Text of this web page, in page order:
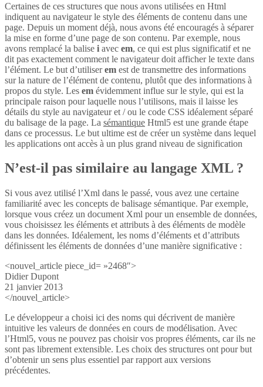
Certaines de ces structures que nous avons utilisées en Html
indiquent au navigateur le style des éléments de contenu dans une
page. Depuis un moment déjà, nous avons été encouragés à séparer
la mise en forme d’une page de son contenu. Par exemple, nous
avons remplacé la balise i avec em, ce qui est plus significatif et ne
dit pas exactement comment le navigateur doit afficher le texte dans
l’élément. Le but d’utiliserem est de transmettre des informations
sur la nature de l’élément de contenu, plutôt que des informations à
propos du style. Les em évidemment influe sur le style, qui est la
principale raison pour laquelle nous l’utilisons, mais il laisse les
détails du style au navigateur et / ou le code CSS idéalement séparé
du balisage de la page. La sémantique Html5 est une grande étape
dans ce processus. Le but ultime est de créer un système dans lequel
les applications ont accès à un plus grand niveau de signification
N’est-il pas similaire au langage XML ?
Si vous avez utilisé l’Xml dans le passé, vous avez une certaine
familiarité avec les concepts de balisage sémantique. Par exemple,
lorsque vous créez un document Xml pour un ensemble de données,
vous choisissez les éléments et attributs à des éléments de modèle
dans les données. Idéalement, les noms d’éléments et d’attributs
définissent les éléments de données d’une manière significative :
<nouvel_article piece_id= »2468″>
Didier Dupont
21 janvier 2013
</nouvel_article>
Le développeur a choisi ici des noms qui décrivent de manière
intuitive les valeurs de données en cours de modélisation. Avec
l’Html5, vous ne pouvez pas choisir vos propres éléments, car ils ne
sont pas librement extensible. Les choix des structures ont pour but
d’obtenir un sens plus essentiel par rapport aux versions
précédentes.